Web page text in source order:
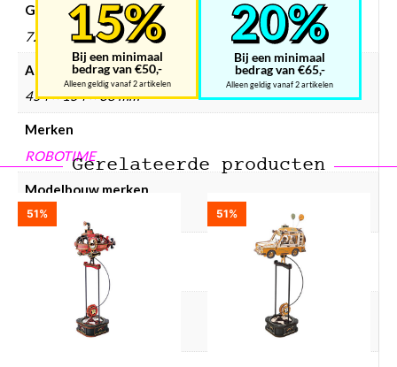
Gewicht
720 g
Afmetingen
454 × 154 × 38 mm
Merken
ROBOTIME
Modelbouw merken
Robotime
Modelbouw collectie
Modelbouw materiaal
Bij een minimaal
bedrag van €50,-
Alleen geldig vanaf 2 artikelen
Bij een minimaal
bedrag van €65,-
Alleen geldig vanaf 2 artikelen
Gerelateerde producten
51% 51%